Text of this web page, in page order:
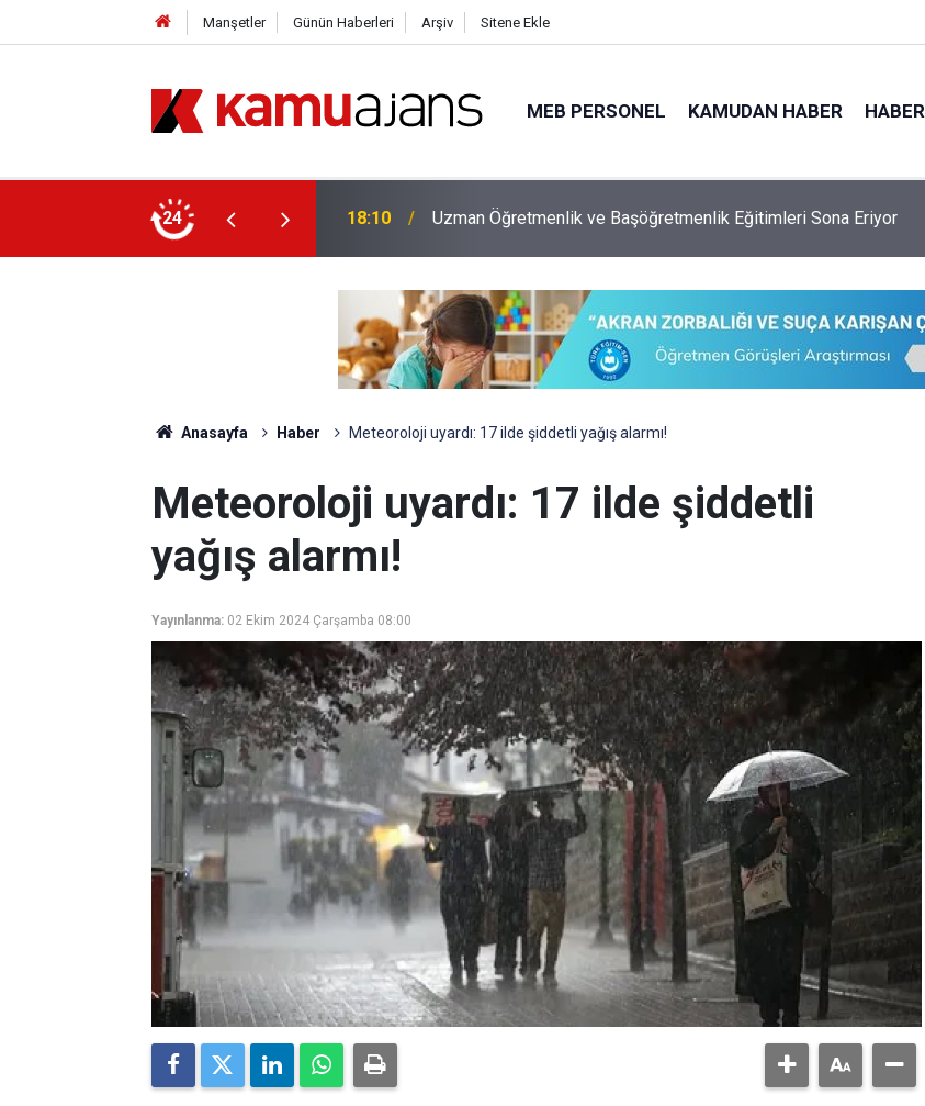
Manşetler Günün Haberleri Arşiv Sitene Ekle
MEB PERSONEL KAMUDAN HABER HABER
24
Eğitimleri Sona Eriyor 17:10 İstanbul'da Denize Giriş Yasağı
Anasayfa Haber Meteoroloji uyardı: 17 ilde şiddetli yağış alarmı!
Meteoroloji uyardı: 17 ilde şiddetli
yağış alarmı!
Yayınlanma: 02 Ekim 2024 Çarşamba 08:00